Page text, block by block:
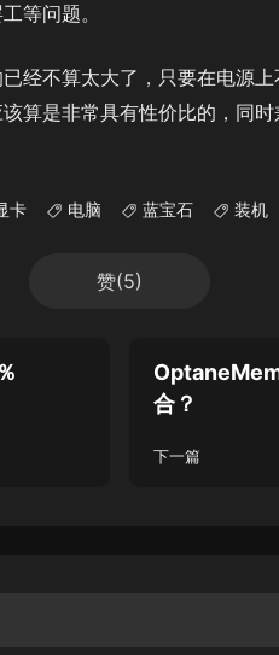
等问题。
经不算太大了，只要在电源
算是非常具有性价比的，同
卡 电脑 蓝宝石 装机
赞(5)
合？
下一篇